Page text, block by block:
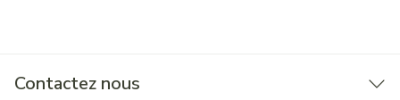
Contactez nous